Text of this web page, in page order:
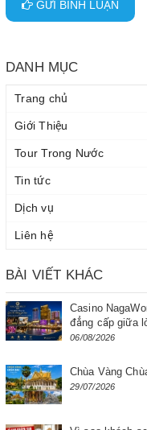
GỬI BÌNH LUẬN
DANH MỤC
Trang chủ
Giới Thiệu
Tour Trong Nước
Tin tức
Dịch vụ
Liên hệ
BÀI VIẾT KHÁC
Casino
đẳng cấp giữa
06/08/2026
Chùa Vàng
29/07/2026